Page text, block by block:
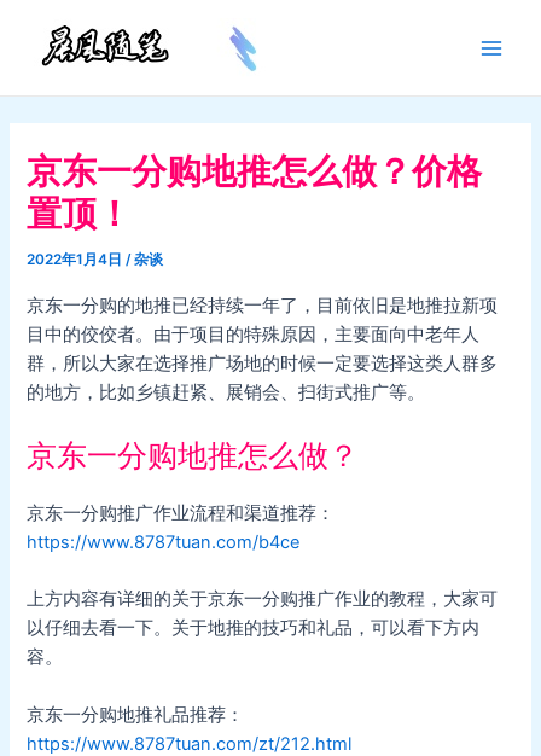
容
京东一分购地推怎么做？价格
置顶！
2022年1月4日/杂谈
京东一分购的地推已经持续一年了，目前依旧是地推拉新项
目中的佼佼者。由于项目的特殊原因，主要面向中老年人
群，所以大家在选择推广场地的时候一定要选择这类人群多
的地方，比如乡镇赶紧、展销会、扫街式推广等。
京东一分购地推怎么做？
京东一分购推广作业流程和渠道推荐：
https://www.8787tuan.com/b4ce
上方内容有详细的关于京东一分购推广作业的教程，大家可
以仔细去看一下。关于地推的技巧和礼品，可以看下方内
容。
京东一分购地推礼品推荐：
https://www.8787tuan.com/zt/212.html